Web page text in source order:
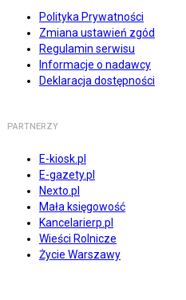
Polityka Prywatności
Zmiana ustawień zgód
Regulamin serwisu
Informacje o nadawcy
Deklaracja dostępności
PARTNERZY
E-kiosk.pl
E-gazety.pl
Nexto.pl
Mała księgowość
Kancelarierp.pl
Wieści Rolnicze
Życie Warszawy